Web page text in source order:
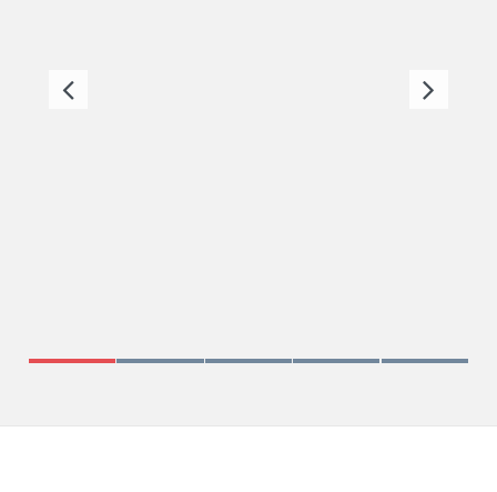
Український культурно-освітній центр «Світлиця»